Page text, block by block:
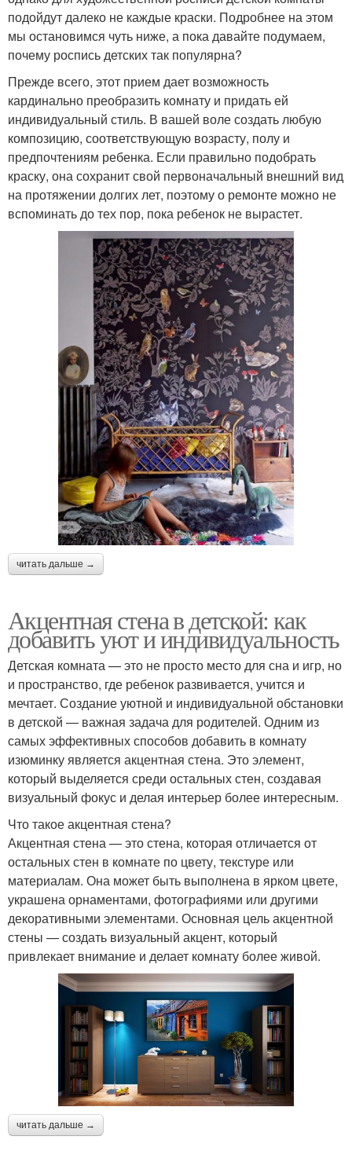
подойдут далеко не каждые краски. Подробнее на этом
мы остановимся чуть ниже, а пока давайте подумаем,
почему роспись детских так популярна?
Прежде всего, этот прием дает возможность
кардинально преобразить комнату и придать ей
индивидуальный стиль. В вашей воле создать любую
композицию, соответствующую возрасту, полу и
предпочтениям ребенка. Если правильно подобрать
краску, она сохранит свой первоначальный внешний вид
на протяжении долгих лет, поэтому о ремонте можно не
вспоминать до тех пор, пока ребенок не вырастет.
читать дальше →
Акцентная стена в детской: как
добавить уют и индивидуальность
Детская комната — это не просто место для сна и игр, но
и пространство, где ребенок развивается, учится и
мечтает. Создание уютной и индивидуальной обстановки
в детской — важная задача для родителей. Одним из
самых эффективных способов добавить в комнату
изюминку является акцентная стена. Это элемент,
который выделяется среди остальных стен, создавая
визуальный фокус и делая интерьер более интересным.
Что такое акцентная стена?
Акцентная стена — это стена, которая отличается от
остальных стен в комнате по цвету, текстуре или
материалам. Она может быть выполнена в ярком цвете,
украшена орнаментами, фотографиями или другими
декоративными элементами. Основная цель акцентной
стены — создать визуальный акцент, который
привлекает внимание и делает комнату более живой.
читать дальше →